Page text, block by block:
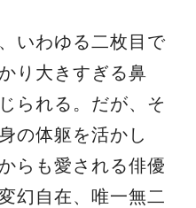
いわゆる二枚目で
り大きすぎる鼻
られる。だが、そ
の体躯を活かし
らも愛される俳優
幻自在、唯一無二